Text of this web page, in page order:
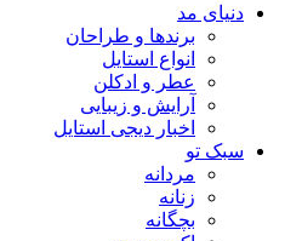
دنیای مد
برندها و طراحان
انواع استایل
عطر و ادکلن
آرایش و زیبایی
اخبار دیجی استایل
سبک تو
مردانه
زنانه
بچگانه